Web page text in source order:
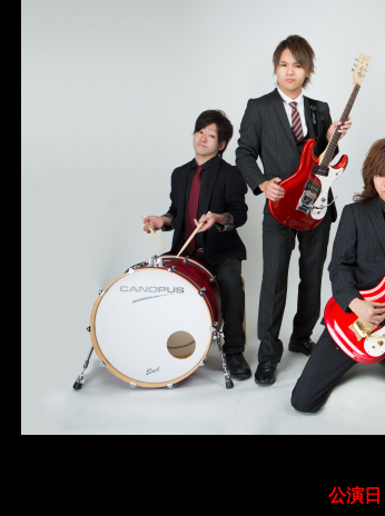
公演日